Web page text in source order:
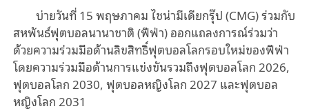
บ่ายวันที่ 15 พฤษภาคม ไชน่ามีเดียกรุ๊ป (CMG) ร่วมกับ
สหพันธ์ฟุตบอลนานาชาติ (ฟีฟ่า) ออกแถลงการณ์ร่วมว่า
ด้วยความร่วมมือด้านลิขสิทธิ์ฟุตบอลโลกรอบใหม่ของฟีฟ่า
โดยความร่วมมือด้านการแข่งขันรวมถึงฟุตบอลโลก 2026,
ฟุตบอลโลก 2030, ฟุตบอลหญิงโลก 2027 และฟุตบอล
หญิงโลก 2031